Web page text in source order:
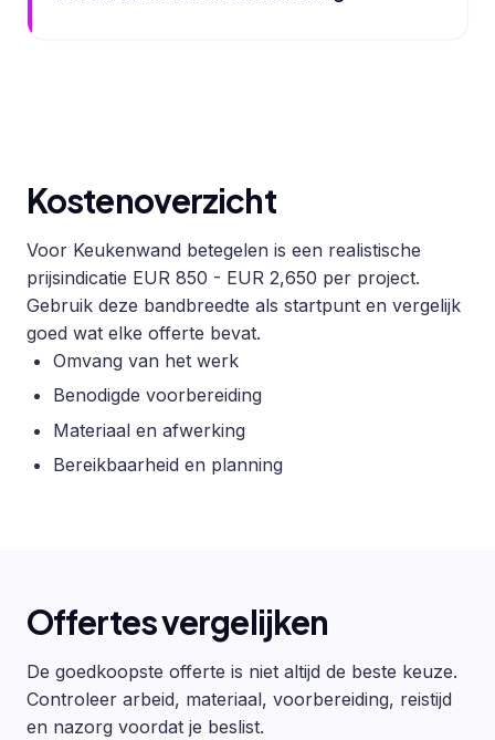
Kostenoverzicht
Voor Keukenwand betegelen is een realistische
prijsindicatie EUR 850 - EUR 2,650 per project.
Gebruik deze bandbreedte als startpunt en vergelijk
goed wat elke offerte bevat.
Omvang van het werk
Benodigde voorbereiding
Materiaal en afwerking
Bereikbaarheid en planning
Offertes vergelijken
De goedkoopste offerte is niet altijd de beste keuze.
Controleer arbeid, materiaal, voorbereiding, reistijd
en nazorg voordat je beslist.